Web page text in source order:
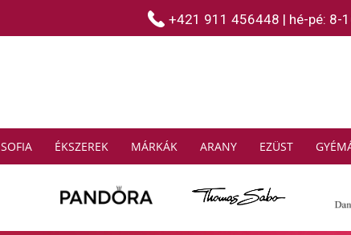
+421 911 456448 | hé-pé: 8-
SOFIA ÉKSZEREK MÁRKÁK ARANY EZÜST